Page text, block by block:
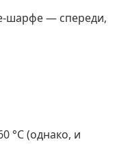
шарфе — спереди,
°C (однако, и